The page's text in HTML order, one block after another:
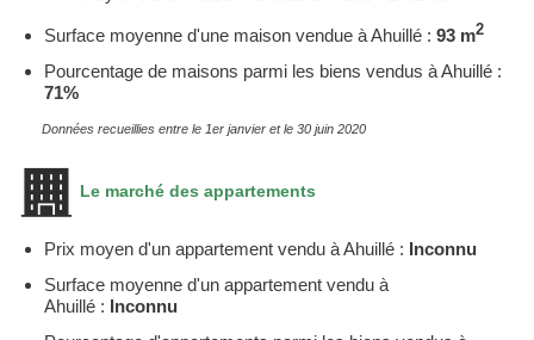
Surface moyenne d'une maison vendue à Ahuillé : 93 m2
Pourcentage de maisons parmi les biens vendus à Ahuillé :
71%
Données recueillies entre le 1er janvier et le 30 juin 2020
Le marché des appartements
Prix moyen d'un appartement vendu à Ahuillé : Inconnu
Surface moyenne d'un appartement vendu à
Ahuillé : Inconnu